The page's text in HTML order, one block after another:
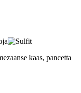
kaas, pancetta